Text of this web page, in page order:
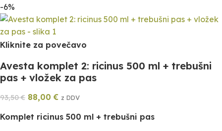
-6%
Kliknite za povečavo
Avesta komplet 2: ricinus 500 ml + trebušni
pas + vložek za pas
93,50€ 88,00€ z DDV
Komplet ricinus 500 ml + trebušni pas